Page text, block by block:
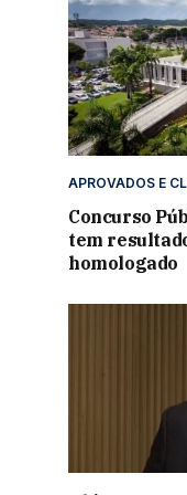
APROVADOS E
Concurso
tem
homologado